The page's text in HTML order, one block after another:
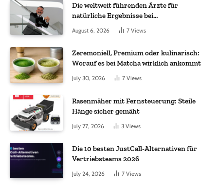
Die weltweit führenden Ärzte für
natürliche Ergebnisse bei
Haartransplantationen
August 6, 2026 7 Views
Zeremoniell, Premium oder kulinarisch:
Worauf es bei Matcha wirklich ankommt
July 30, 2026 7 Views
Rasenmäher mit Fernsteuerung: Steile
Hänge sicher gemäht
July 27, 2026 3 Views
Die 10 besten JustCall-Alternativen für
Vertriebsteams 2026
July 24, 2026 7 Views